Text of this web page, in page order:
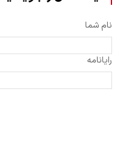
نام شما
رایانامه